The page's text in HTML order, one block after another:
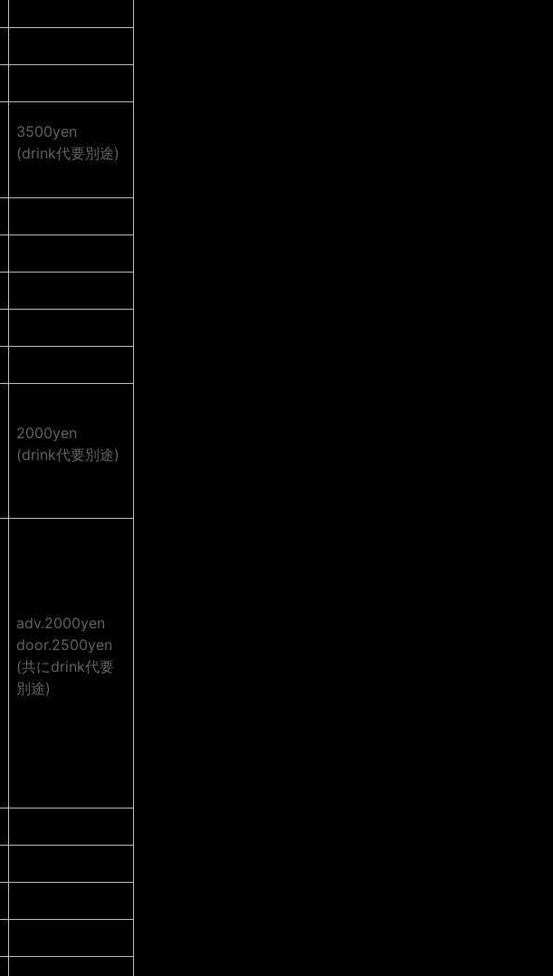
3500yen
(drink代要別途)
2000yen
(drink代要別途)
adv.2000yen
door.2500yen
(共にdrink代要
別途)